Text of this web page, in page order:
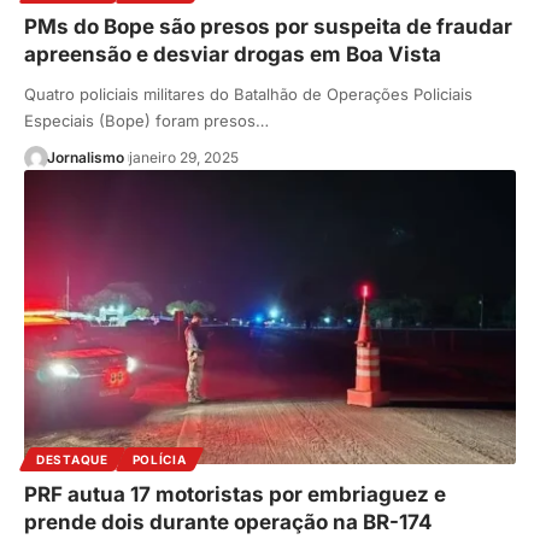
PMs do Bope são presos por suspeita de fraudar
apreensão e desviar drogas em Boa Vista
Quatro policiais militares do Batalhão de Operações Policiais
Especiais (Bope) foram presos…
Jornalismo janeiro 29, 2025
DESTAQUE POLÍCIA
PRF autua 17 motoristas por embriaguez e
prende dois durante operação na BR-174